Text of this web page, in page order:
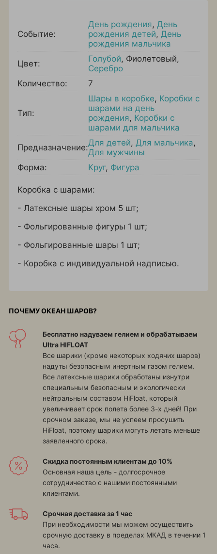
Событие:
День рождения, День
рождения детей, День
рождения мальчика
Цвет: Голубой, Фиолетовый,
Серебро
Количество:
7
Тип:
Шары в коробке, Коробки с
шарами на день
рождения, Коробки с
шарами для мальчика
Предназначение:Для детей, Для мальчика,
Для мужчины
Форма:
Круг, Фигура
Коробка с шарами:
- Латексные шары хром 5 шт;
- Фольгированные фигуры 1 шт;
- Фольгированные шары 1 шт;
- Коробка с индивидуальной надписью.
ПОЧЕМУ ОКЕАН ШАРОВ?
Бесплатно надуваем гелием и обрабатываем
Ultra HIFLOAT
Все шарики (кроме некоторых ходячих шаров)
надуты безопасным инертным газом гелием.
Все латексные шарики обработаны изнутри
специальным безопасным и экологически
нейтральным составом HiFloat, который
увеличивает срок полета более 3-х дней! При
срочном заказе, мы не успеем просушить
HiFloat, поэтому шарики могуть летать меньше
заявленного срока.
Скидка постоянным клиентам до 10%
Основная наша цель - долгосрочное
сотрудничество с нашими постоянными
клиентами.
Срочная доставка за 1 час
При необходимости мы можем осуществить
срочную доставку в пределах МКАД в течении 1
часа.